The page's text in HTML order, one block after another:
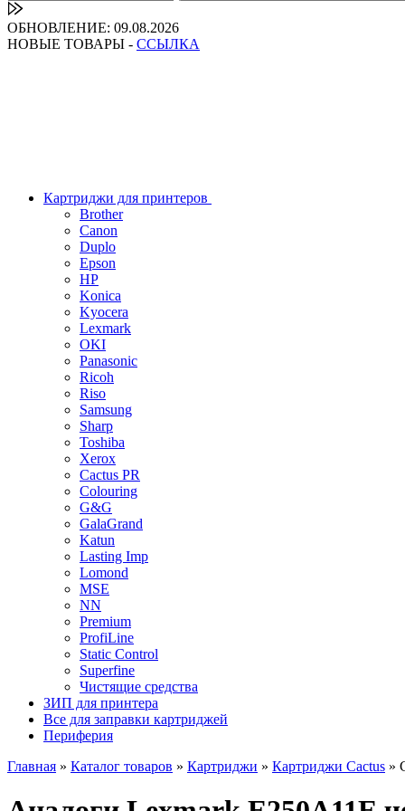
ОБНОВЛЕНИЕ: 09.08.2026
НОВЫЕ ТОВАРЫ - ССЫЛКА
Картриджи для принтеров
Brother
Canon
Duplo
Epson
HP
Konica
Kyocera
Lexmark
OKI
Panasonic
Ricoh
Riso
Samsung
Sharp
Toshiba
Xerox
Cactus PR
Colouring
G&G
GalaGrand
Katun
Lasting Imp
Lomond
MSE
NN
Premium
ProfiLine
Static Control
Superfine
Чистящие средства
ЗИП для принтера
Все для заправки картриджей
Периферия
Главная » Каталог товаров » Картриджи » Картриджи Cactus »